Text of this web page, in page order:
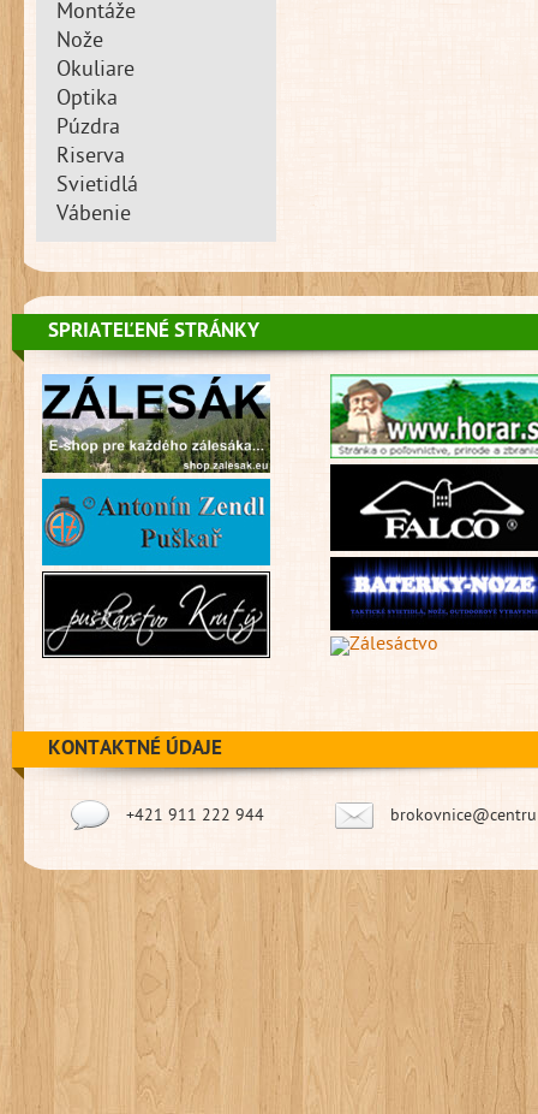
Montáže
Nože
Okuliare
Optika
Púzdra
Riserva
Svietidlá
Vábenie
SPRIATEĽENÉ STRÁNKY
KONTAKTNÉ ÚDAJE
+421 911 222 944